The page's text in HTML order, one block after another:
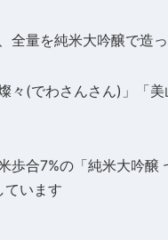
全量を純米大吟醸で造
々(でわさんさん)」「
歩合7%の「純米大吟醸
ています